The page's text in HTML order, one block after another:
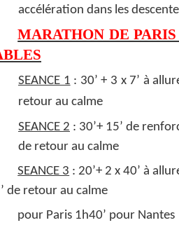
accélération dans les
MARATHON DE
SEANCE 1 : 30’ + 3 x 7’ à
retour au calme
SEANCE 2 : 30’+ 15’ de
de retour au calme
SEANCE 3 : 20’+ 2 x 40’ à
de retour au calme
pour Paris 1h40’ pour Nantes